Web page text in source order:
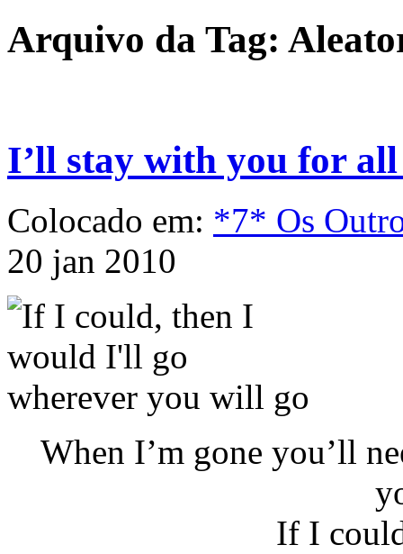
Arquivo da Tag:
I’ll stay with you for
Colocado em: *7* Os
20 jan 2010
When I’m gone you’ll
If I